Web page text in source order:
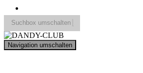
Suchbox umschalten
Search
for:
Navigation umschalten